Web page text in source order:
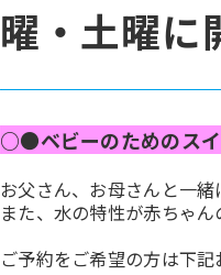
曜・土曜
○●ベビーのためのス
お父さん、お母さんと一
また、水の特性が赤ちゃ
ご予約をご希望の方は下